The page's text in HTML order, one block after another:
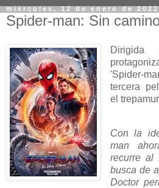
miércoles, 12 de enero de 2022
Spider-man: Sin
'Spider-
tercera
el
Con la
man
recurre al
busca de
Doctor